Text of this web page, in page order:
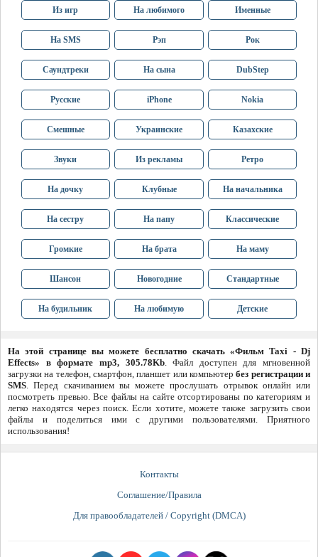
Из игр На любимого Именные
На SMS Рэп Рок
Саундтреки На сына DubStep
Русские iPhone Nokia
Смешные Украинские Казахские
Звуки Из рекламы Ретро
На дочку Клубные На начальника
На сестру На папу Классические
Громкие На брата На маму
Шансон Новогодние Стандартные
На будильник На любимую Детские
На этой странице вы можете бесплатно скачать «Фильм Taxi - Dj
Effects» в формате mp3, 305.78Kb. Файл доступен для мгновенной
загрузки на телефон, смартфон, планшет или компьютербез регистрации и
SMS. Перед скачиванием вы можете прослушать отрывок онлайн или
посмотреть превью. Все файлы на сайте отсортированы по категориям и
легко находятся через поиск. Если хотите, можете также загрузить свои
файлы и поделиться ими с другими пользователями. Приятного
использования!
Контакты
Соглашение/Правила
Для правообладателей / Copyright (DMCA)